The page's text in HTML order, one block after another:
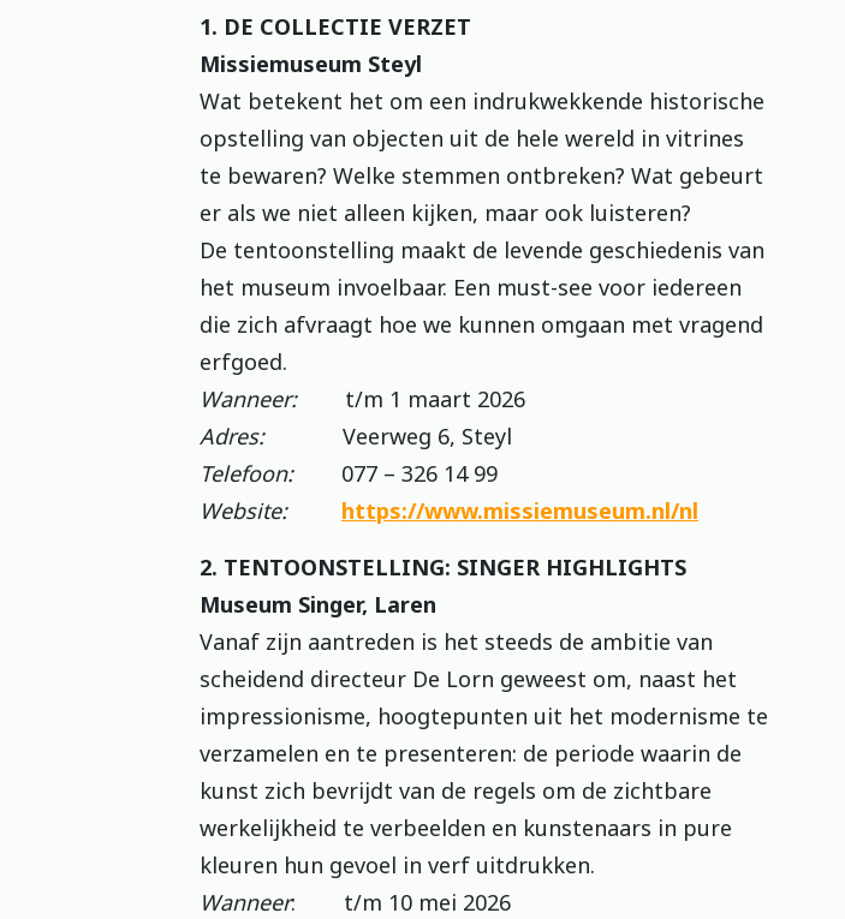
1. DE COLLECTIE VERZET
Missiemuseum Steyl
Wat betekent het om een indrukwekkende historische
opstelling van objecten uit de hele wereld in vitrines
te bewaren? Welke stemmen ontbreken? Wat gebeurt
er als we niet alleen kijken, maar ook luisteren?
De tentoonstelling maakt de levende geschiedenis van
het museum invoelbaar. Een must-see voor iedereen
die zich afvraagt hoe we kunnen omgaan met vragend
erfgoed.
Wanneer:t/m 1 maart 2026
Adres:
Veerweg 6, Steyl
Telefoon:077 – 326 14 99
Website:
https://www.missiemuseum.nl/nl
2. TENTOONSTELLING: SINGER HIGHLIGHTS
Museum Singer, Laren
Vanaf zijn aantreden is het steeds de ambitie van
scheidend directeur De Lorn geweest om, naast het
impressionisme, hoogtepunten uit het modernisme te
verzamelen en te presenteren: de periode waarin de
kunst zich bevrijdt van de regels om de zichtbare
werkelijkheid te verbeelden en kunstenaars in pure
kleuren hun gevoel in verf uitdrukken.
Wanneer: t/m 10 mei 2026